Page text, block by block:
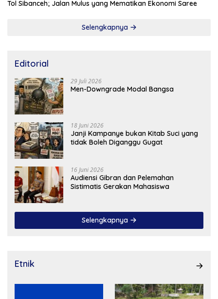
Tol Sibanceh; Jalan Mulus yang Mematikan Ekonomi Saree
Selengkapnya
Editorial
29 Juli 2026
Men-Downgrade Modal Bangsa
18 Juni 2026
Janji Kampanye bukan Kitab Suci yang
tidak Boleh Diganggu Gugat
16 Juni 2026
Audiensi Gibran dan Pelemahan
Sistimatis Gerakan Mahasiswa
Selengkapnya
Etnik